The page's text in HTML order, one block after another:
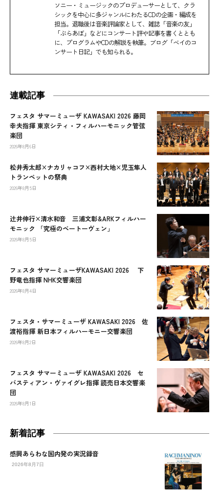
ソニー・ミュージックのプロデューサーとして、クラ
シックを中心に多ジャンルにわたるCDの企画・編成を
担当。退職後は音楽評論家として、雑誌「音楽の友」
「ぶらあぼ」などにコンサート評や記事を書くととも
に、プログラムやCDの解説を執筆。ブログ「ベイのコ
ンサート日記」でも知られる。
連載記事
フェスタ サマーミューザ KAWASAKI 2026 藤岡
幸夫指揮 東京シティ・フィルハーモニック管弦
楽団
2026年8月6日
松井秀太郎×ナカリャコフ×西村大地×児玉隼人
トランペットの祭典
2026年8月5日
辻󠄀井伸行×清水和音 三浦文彰&ARKフィルハー
モニック 「究極のベートーヴェン」
2026年8月5日
フェスタ サマーミューザKAWASAKI 2026 下
野竜也指揮 NHK交響楽団
2026年8月4日
フェスタ・サマーミューザ KAWASAKI 2026 佐
渡裕指揮 新日本フィルハーモニー交響楽団
2026年8月2日
フェスタ サマーミューザ KAWASAKI 2026 セ
バスティアン・ヴァイグレ指揮 読売日本交響楽
団
2026年8月1日
新着記事
感興あらわな国内発の実況録音
2026年8月7日